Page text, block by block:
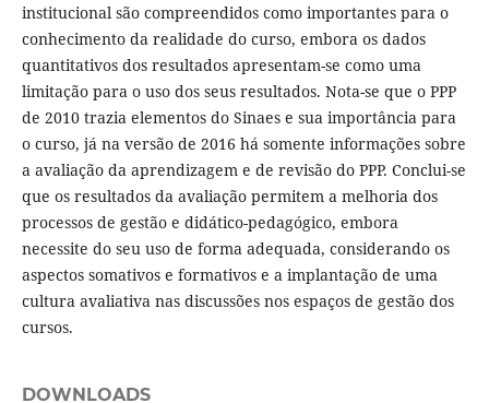
institucional são compreendidos como importantes para o
conhecimento da realidade do curso, embora os dados
quantitativos dos resultados apresentam-se como uma
limitação para o uso dos seus resultados. Nota-se que o PPP
de 2010 trazia elementos do Sinaes e sua importância para
o curso, já na versão de 2016 há somente informações sobre
a avaliação da aprendizagem e de revisão do PPP. Conclui-se
que os resultados da avaliação permitem a melhoria dos
processos de gestão e didático-pedagógico, embora
necessite do seu uso de forma adequada, considerando os
aspectos somativos e formativos e a implantação de uma
cultura avaliativa nas discussões nos espaços de gestão dos
cursos.
DOWNLOADS